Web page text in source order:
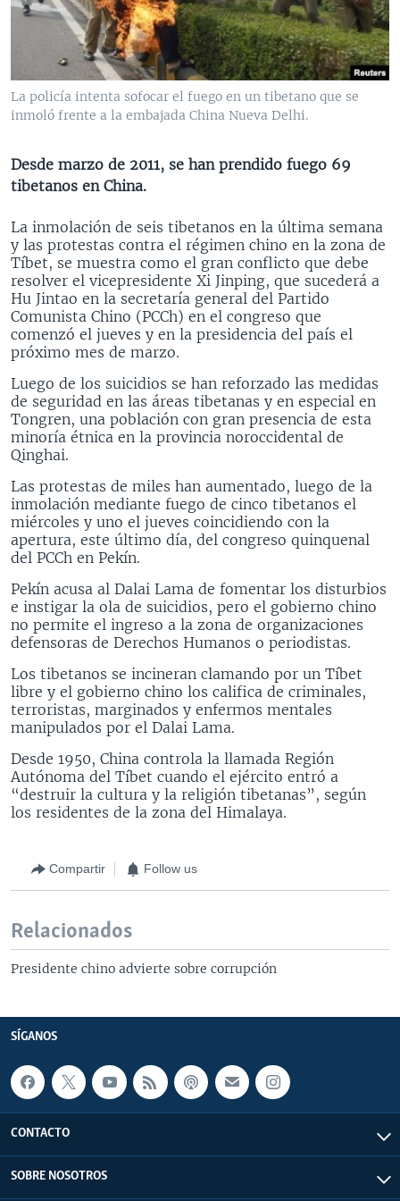
VENEZUELA
NICARAGUA
ECONOMÍA
ENTRETENIMIENTO Y CULTURA
TECNOLOGÍA
DEPORTES
MULTIMEDIA
FOTOGRAFÍA
AUDIOS
PROGRAMAS TV
EL MUNDO AL DÍA
FORO INTERAMERICANO
RADIO
AVANCE INFORMATIVO
BUENOS DÍAS AMÉRICA
EL MUNDO AL DÍA [RADIO]
FORO [RADIO]
DEPORTIVO INTERNACIONAL
NOTA ECONÓMICA
DIRECT
Learning English
SÍGANOS
Idiomas
La policía intenta sofocar el fuego en un tibetano que se
inmoló frente a la embajada China Nueva Delhi.
Desde marzo de 2011, se han prendido fuego 69
tibetanos en China.
La inmolación de seis tibetanos en la última semana
y las protestas contra el régimen chino en la zona de
Tíbet, se muestra como el gran conflicto que debe
resolver el vicepresidente Xi Jinping, que sucederá a
Hu Jintao en la secretaría general del Partido
Comunista Chino (PCCh) en el congreso que
comenzó el jueves y en la presidencia del país el
próximo mes de marzo.
Luego de los suicidios se han reforzado las medidas
de seguridad en las áreas tibetanas y en especial en
Tongren, una población con gran presencia de esta
minoría étnica en la provincia noroccidental de
Qinghai.
Las protestas de miles han aumentado, luego de la
inmolación mediante fuego de cinco tibetanos el
miércoles y uno el jueves coincidiendo con la
apertura, este último día, del congreso quinquenal
del PCCh en Pekín.
Pekín acusa al Dalai Lama de fomentar los disturbios
e instigar la ola de suicidios, pero el gobierno chino
no permite el ingreso a la zona de organizaciones
defensoras de Derechos Humanos o periodistas.
Los tibetanos se incineran clamando por un Tíbet
libre y el gobierno chino los califica de criminales,
terroristas, marginados y enfermos mentales
manipulados por el Dalai Lama.
Desde 1950, China controla la llamada Región
Autónoma del Tíbet cuando el ejército entró a
“destruir la cultura y la religión tibetanas”, según
los residentes de la zona del Himalaya.
Compartir Follow us
Relacionados
Presidente chino advierte sobre corrupción
SÍGANOS
CONTACTO
SOBRE NOSOTROS